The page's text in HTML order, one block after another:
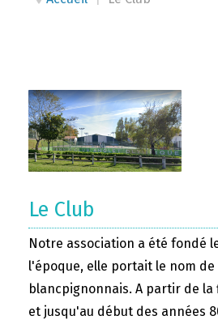
Le Club
Notre association a été fondé
l'époque, elle portait le nom
blancpignonnais. A partir de la
et jusqu'au début des années